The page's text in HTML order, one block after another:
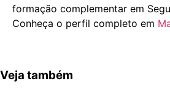
formação complementar em
Conheça o perfil completo em
Veja também